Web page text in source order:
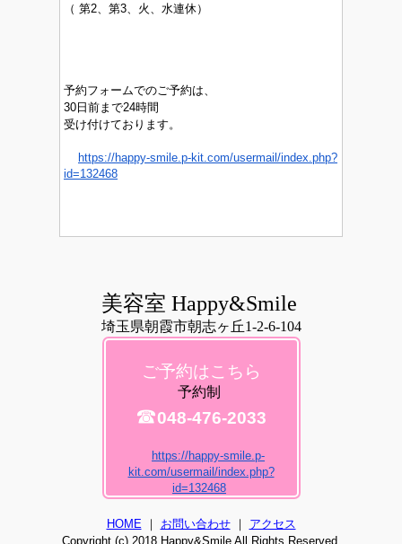
（ 第2、第3、火、水連休）
予約フォームでのご予約は、
30日前まで24時間
受け付けております。
https://happy-smile.p-kit.com/usermail/index.php?
id=132468
美容室 Happy&Smile
埼玉県朝霞市朝志ヶ丘1-2-6-104
ご予約はこちら
予約制
☎048-476-2033
https://happy-smile.p-
kit.com/usermail/index.php?
id=132468
HOME｜ お問い合わせ｜ アクセス
Copyright (c) 2018 Happy&Smile All Rights Reserved.